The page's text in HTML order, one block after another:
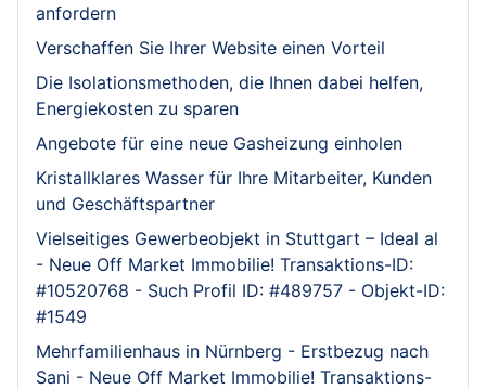
anfordern
Verschaffen Sie Ihrer Website einen Vorteil
Die Isolationsmethoden, die Ihnen dabei helfen,
Energiekosten zu sparen
Angebote für eine neue Gasheizung einholen
Kristallklares Wasser für Ihre Mitarbeiter, Kunden
und Geschäftspartner
Vielseitiges Gewerbeobjekt in Stuttgart – Ideal al
- Neue Off Market Immobilie! Transaktions-ID:
#10520768 - Such Profil ID: #489757 - Objekt-ID:
#1549
Mehrfamilienhaus in Nürnberg - Erstbezug nach
Sani - Neue Off Market Immobilie! Transaktions-